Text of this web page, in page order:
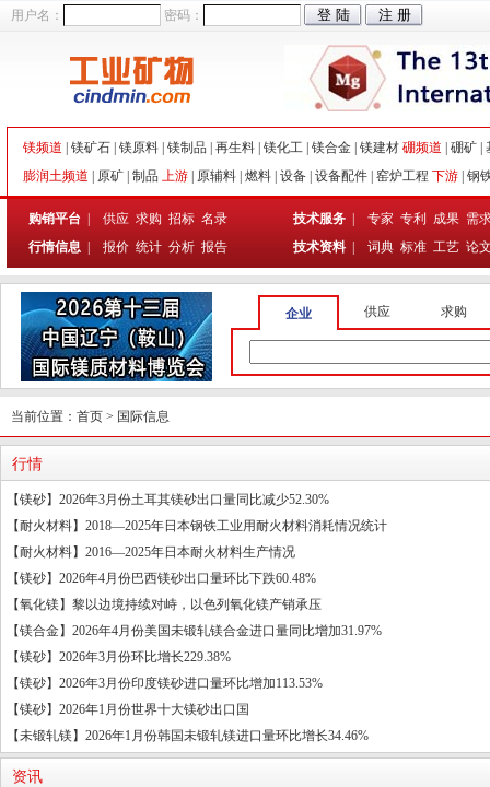
用户名： 密码：
镁频道 镁矿石 镁原料 镁制品 再生料 镁化工 镁合金 镁建材 硼频道 硼矿
膨润土频道
原矿 制品 上游 原辅料 燃料 设备 设备配件 窑炉工程 下游 钢
购销平台 供应 求购 招标 名录
行情信息
报价 统计 分析 报告
技术服务 专家 专利 成果 需
技术资料
词典 标准 工艺 论
企业 供应 求购
当前位置： 首页 > 国际信息
行情
【镁砂】2026年3月份土耳其镁砂出口量同比减少52.30%
【耐火材料】2018—2025年日本钢铁工业用耐火材料消耗情况统计
【耐火材料】2016—2025年日本耐火材料生产情况
【镁砂】2026年4月份巴西镁砂出口量环比下跌60.48%
【氧化镁】黎以边境持续对峙，以色列氧化镁产销承压
【镁合金】2026年4月份美国未锻轧镁合金进口量同比增加31.97%
【镁砂】2026年3月份环比增长229.38%
【镁砂】2026年3月份印度镁砂进口量环比增加113.53%
【镁砂】2026年1月份世界十大镁砂出口国
【未锻轧镁】2026年1月份韩国未锻轧镁进口量环比增长34.46%
资讯